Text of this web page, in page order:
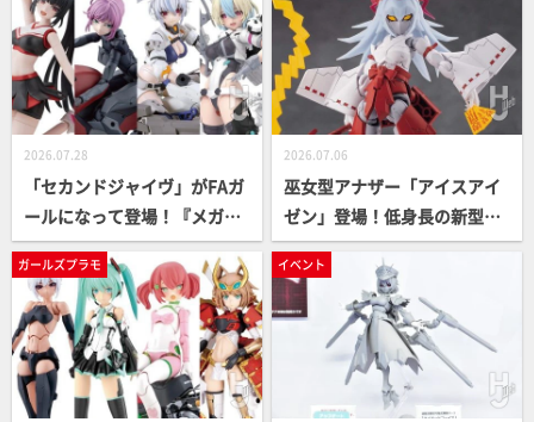
2026.07.28
「セカンドジャイヴ」がFAガ
ールになって登場！『メガミ
デバイス』や『無限邂逅メガ
ロマリア』などコトブキヤの
ガールズプラモを新商品を一
挙にご紹介！
2026.07.06
巫女型アナザー「アイスアイ
ゼン」登場！低身長の新型マ
リオネットスタイルでキャラ
メイクの幅がさらに広がる。
ネイキッドフェイスも付属
【無限邂逅メガロマリア】
ガールズプラモ イベント